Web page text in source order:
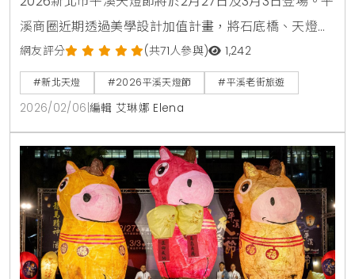
溪商圈近期透過美學設計加值計畫，將石底橋、天燈工
藝與歷史建築進行整體視覺優化，打造平溪老街全新品
牌意象。不論是參與天燈施放，或是造訪碳場咖啡與職
人選物店，遊客都能在馬年新春感受煥然一新的山城文
化與旅遊品質。
網友評分 (共71人參與) 1,242
#新北天燈 #2026平溪天燈節 #平溪老街旅遊
2026/02/06 編輯 艾琳娜 Elena